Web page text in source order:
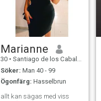
Marianne
30 • Santiago de los Caballeros, Santiago, Dominikanska Rep.
Söker: Man 40 - 99
Ögonfärg: Hasselbrun
allt kan sägas med viss